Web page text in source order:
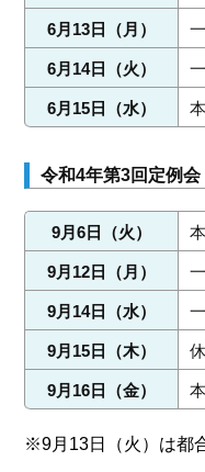
6月13日（月）
6月14日（火）
6月15日（水）
令和4年第3回定例会
9月6日（火）
9月12日（月）
9月14日（水）
9月15日（木）
9月16日（金）
※9月13日（火）は都